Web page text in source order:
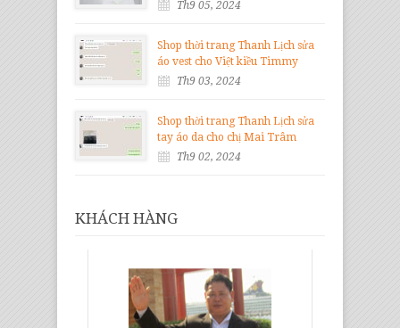
Th9 05, 2024
Shop thời trang Thanh Lịch sửa
áo vest cho Việt kiều Timmy
Th9 03, 2024
Shop thời trang Thanh Lịch sửa
tay áo da cho chị Mai Trâm
Th9 02, 2024
KHÁCH HÀNG